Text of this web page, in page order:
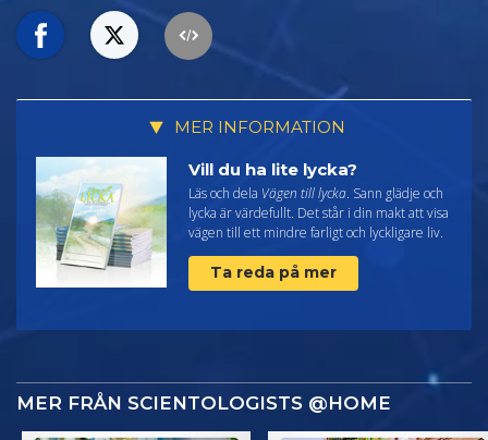
MER INFORMATION
Vill du ha lite lycka?
Läs och dela Vägen till lycka. Sann glädje och
lycka är värdefullt. Det står i din makt att visa
vägen till ett mindre farligt och lyckligare liv.
Ta reda på mer
MER FRÅN SCIENTOLOGISTS @HOME